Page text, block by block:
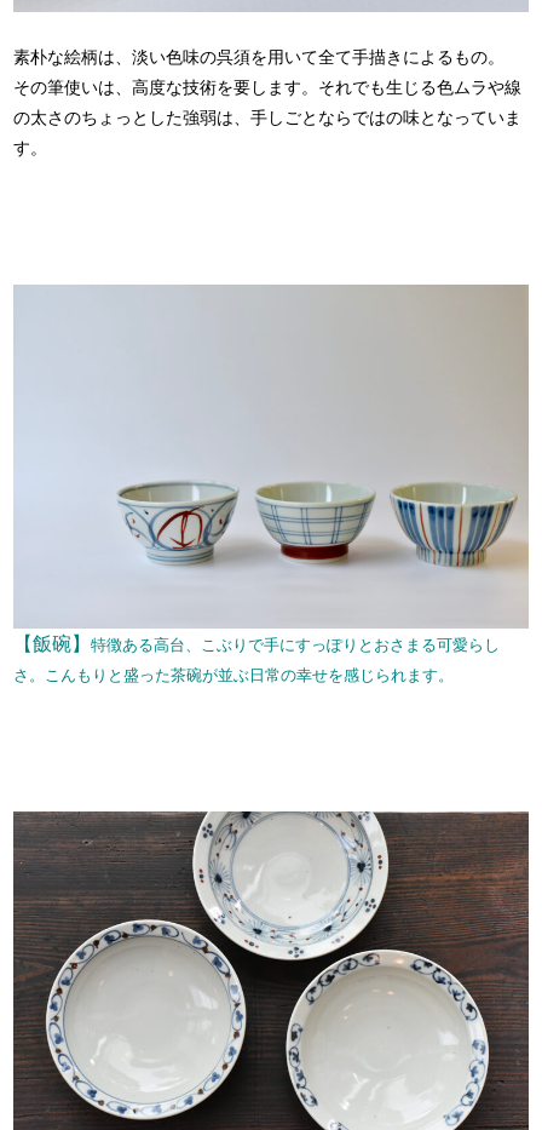
素朴な絵柄は、淡い色味の呉須を用いて全て手描きによるもの。
その筆使いは、高度な技術を要します。それでも生じる色ムラや線
の太さのちょっとした強弱は、手しごとならではの味となっていま
す。
【飯碗】特徴ある高台、こぶりで手にすっぽりとおさまる可愛らし
さ。こんもりと盛った茶碗が並ぶ日常の幸せを感じられます。